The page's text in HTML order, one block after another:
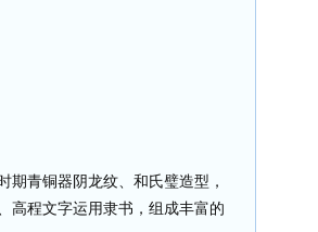
期青铜器阴龙纹、和氏璧造型，
高程文字运用隶书，组成丰富的